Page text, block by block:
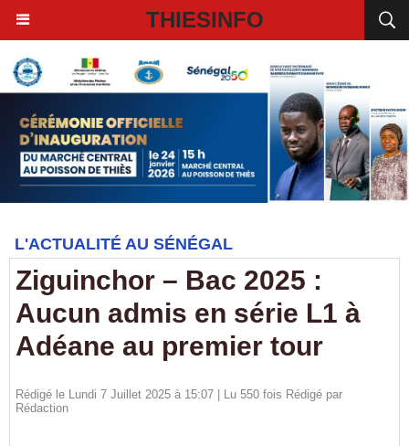
THIESINFO
L'ACTUALITÉ AU SÉNÉGAL
Ziguinchor – Bac 2025 :
Aucun admis en série L1 à
Adéane au premier tour
Rédigé le Lundi 7 Juillet 2025 à 15:07 | Lu 550 fois Rédigé par
Rédaction